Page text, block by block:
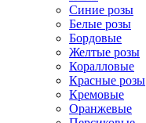
Cиние розы
Белые розы
Бордовые
Желтые розы
Коралловые
Красные розы
Кремовые
Оранжевые